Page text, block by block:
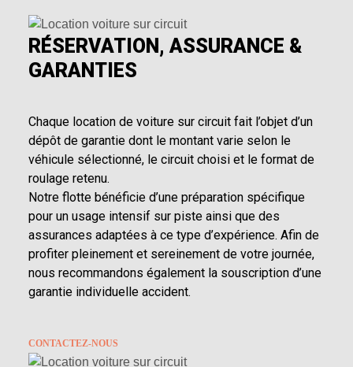
RÉSERVATION, ASSURANCE &
GARANTIES
Chaque location de voiture sur circuit fait l’objet d’un
dépôt de garantie dont le montant varie selon le
véhicule sélectionné, le circuit choisi et le format de
roulage retenu.
Notre flotte bénéficie d’une préparation spécifique
pour un usage intensif sur piste ainsi que des
assurances adaptées à ce type d’expérience. Afin de
profiter pleinement et sereinement de votre journée,
nous recommandons également la souscription d’une
garantie individuelle accident.
CONTACTEZ-NOUS